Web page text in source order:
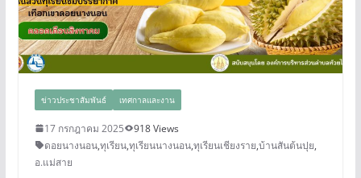
ข่าวประชาสัมพันธ์ เทศกาลและงาน
17 กรกฎาคม 2025
918 Views
ดอยนางนอน,ทุเรียน,ทุเรียนนางนอน,ทุเรียนเชียงราย,บ้านสันต้นปุย,
อ.แม่สาย